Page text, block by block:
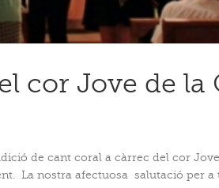
cor Jove de la
de cant coral a càrrec del cor
La nostra afectuosa salutació per